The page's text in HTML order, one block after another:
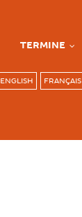
TERMINE
ENGLISH FRANÇAIS